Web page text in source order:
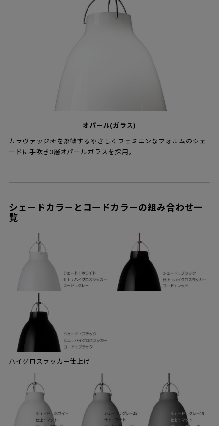
オパール(ガラス)
カラヴァッジオを象徴するやさしくフェミニンなフォルムのシェ
ードに手吹き3層オパールガラスを採用。
シェードカラーとコードカラーの組み合わせ一
覧
ハイグロスラッカー仕上げ